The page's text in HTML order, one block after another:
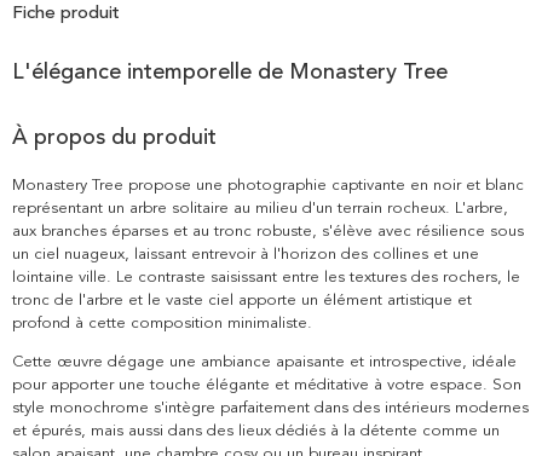
Fiche produit
L'élégance intemporelle de Monastery Tree
À propos du produit
Monastery Tree propose une photographie captivante en noir et blanc
représentant un arbre solitaire au milieu d'un terrain rocheux. L'arbre,
aux branches éparses et au tronc robuste, s'élève avec résilience sous
un ciel nuageux, laissant entrevoir à l'horizon des collines et une
lointaine ville. Le contraste saisissant entre les textures des rochers, le
tronc de l'arbre et le vaste ciel apporte un élément artistique et
profond à cette composition minimaliste.
Cette œuvre dégage une ambiance apaisante et introspective, idéale
pour apporter une touche élégante et méditative à votre espace. Son
style monochrome s'intègre parfaitement dans des intérieurs modernes
et épurés, mais aussi dans des lieux dédiés à la détente comme un